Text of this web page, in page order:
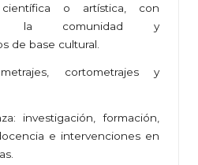
o artística, con
la comunidad y
de base cultural.
cortometrajes y
investigación, formación,
e intervenciones en